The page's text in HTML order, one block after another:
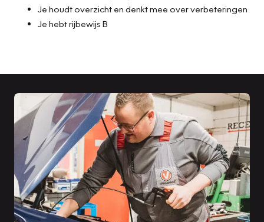
Je houdt overzicht en denkt mee over verbeteringen
Je hebt rijbewijs B